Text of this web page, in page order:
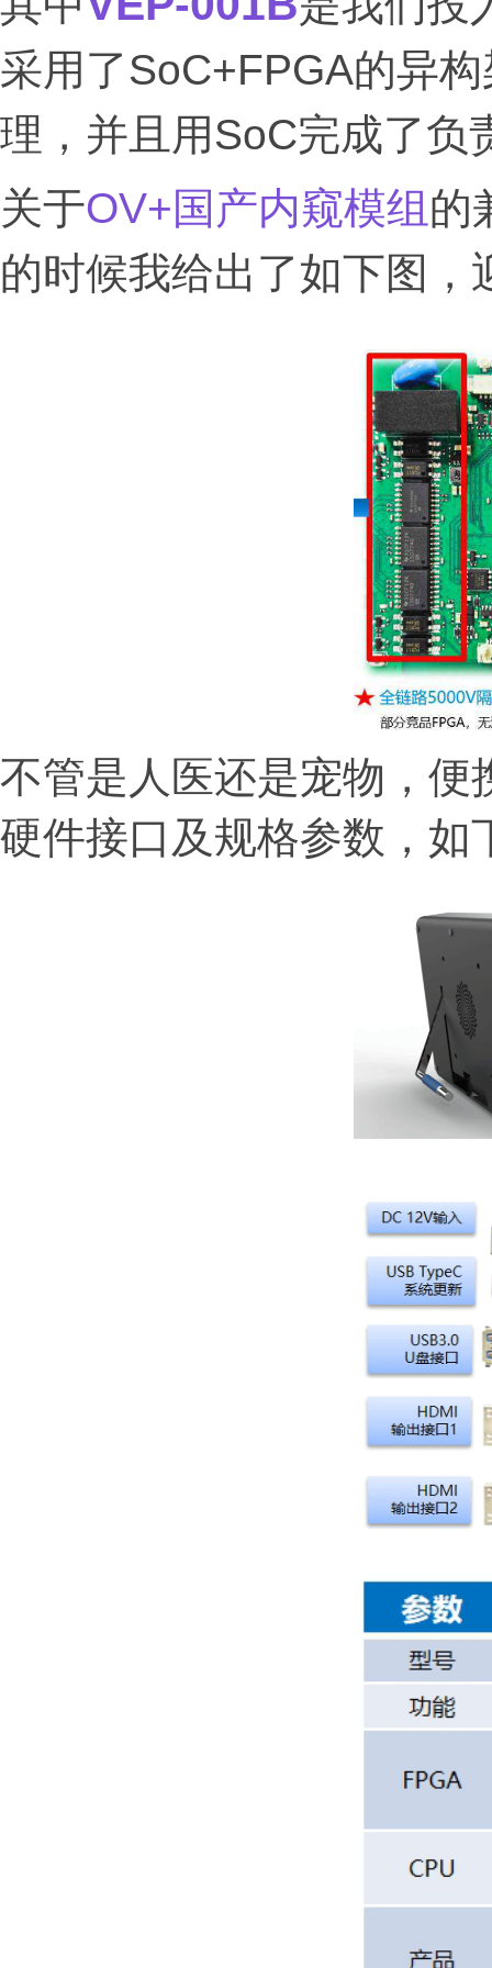
采用了SoC+FPGA的异
理，并且用SoC完成了负
关于OV+国产内窥模组的
的时候我给出了如下图
不管是人医还是宠物， 便
硬件接口及规格参数，如